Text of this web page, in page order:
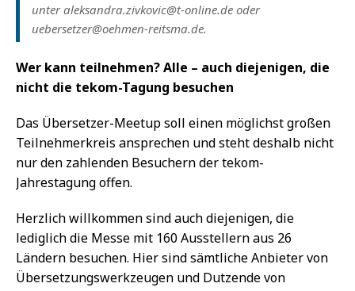
unter aleksandra.zivkovic@t-online.de oder
uebersetzer@oehmen-reitsma.de.
Wer kann teilnehmen? Alle – auch diejenigen, die
nicht die tekom-Tagung besuchen
Das Übersetzer-Meetup soll einen möglichst großen
Teilnehmerkreis ansprechen und steht deshalb nicht
nur den zahlenden Besuchern der tekom-
Jahrestagung offen.
Herzlich willkommen sind auch diejenigen, die
lediglich die Messe mit 160 Ausstellern aus 26
Ländern besuchen. Hier sind sämtliche Anbieter von
Übersetzungswerkzeugen und Dutzende von